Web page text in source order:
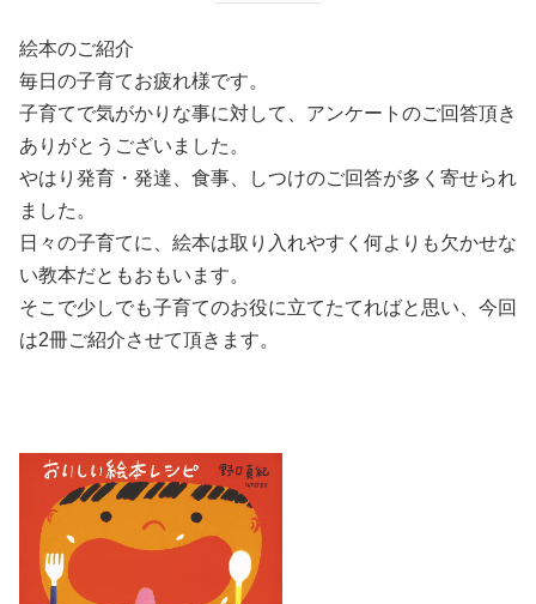
絵本のご紹介
毎日の子育てお疲れ様です。
子育てで気がかりな事に対して、アンケートのご回答頂き
ありがとうございました。
やはり発育・発達、食事、しつけのご回答が多く寄せられ
ました。
日々の子育てに、絵本は取り入れやすく何よりも欠かせな
い教本だともおもいます。
そこで少しでも子育てのお役に立てたてればと思い、今回
は2冊ご紹介させて頂きます。